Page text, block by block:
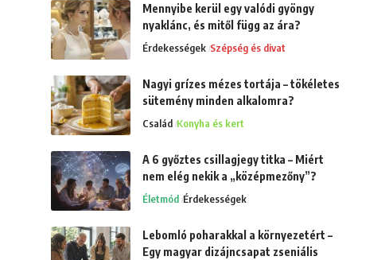
Mennyibe kerül egy valódi gyöngy
nyaklánc, és mitől függ az ára?
Érdekességek Szépség és divat
Nagyi grízes mézes tortája – tökéletes
sütemény minden alkalomra?
Család Konyha és kert
A 6 győztes csillagjegy titka – Miért
nem elég nekik a „középmezőny”?
Életmód Érdekességek
Lebomló poharakkal a környezetért –
Egy magyar dizájncsapat zseniális